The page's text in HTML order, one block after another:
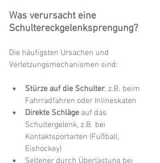
Was verursacht eine
Schultereckgelenksprengung?
Die häufigsten Ursachen und
Verletzungsmechanismen sind:
Stürze auf die Schulter, z.B. beim
Fahrradfahren oder Inlineskaten
Direkte Schläge auf das
Schultergelenk, z.B. bei
Kontaktsportarten (Fußball,
Eishockey)